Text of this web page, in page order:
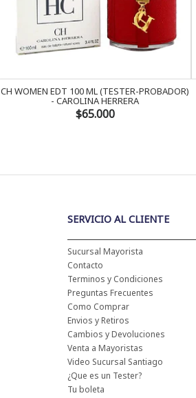
CH WOMEN EDT 100 ML (TESTER-PROBADOR)
- CAROLINA HERRERA
$65.000
SERVICIO AL CLIENTE
Sucursal Mayorista
Contacto
Terminos y Condiciones
Preguntas Frecuentes
Como Comprar
Envios y Retiros
Cambios y Devoluciones
Venta a Mayoristas
Video Sucursal Santiago
¿Que es un Tester?
Tu boleta